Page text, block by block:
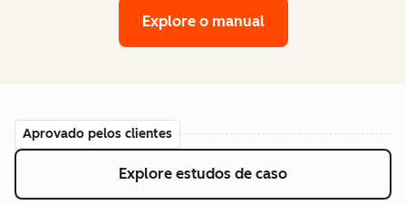
Explore o manual
Aprovado pelos clientes
Explore estudos de caso